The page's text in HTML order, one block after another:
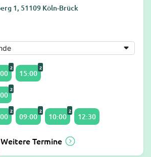
1, 51109 Köln-Brück
2
15:00
2
2
2
09:00
2
10:00
2
12:30
Weitere Termine